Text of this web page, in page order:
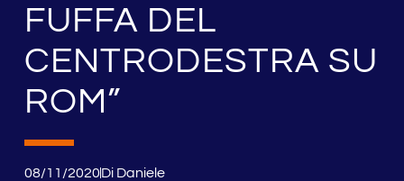
FUFFA DEL
CENTRODESTRA SU
ROM”
08/11/2020DiDaniele